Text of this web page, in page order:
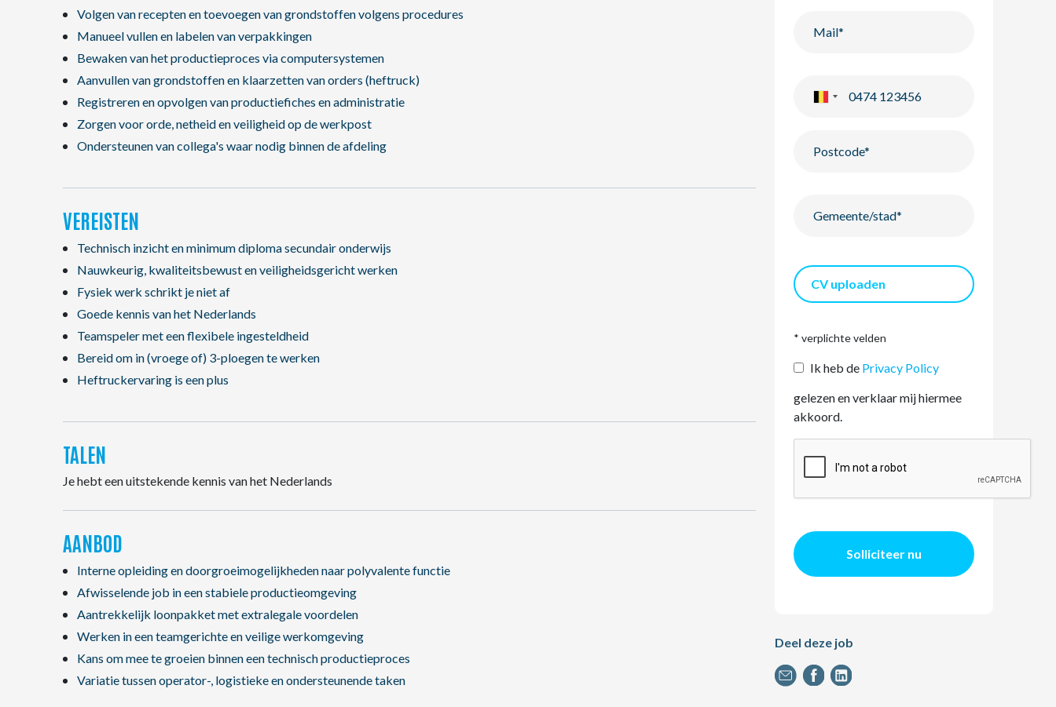
Volgen van recepten en toevoegen van grondstoffen volgens procedures
Manueel vullen en labelen van verpakkingen
Bewaken van het productieproces via computersystemen
Aanvullen van grondstoffen en klaarzetten van orders (heftruck)
Registreren en opvolgen van productiefiches en administratie
Zorgen voor orde, netheid en veiligheid op de werkpost
Ondersteunen van collega's waar nodig binnen de afdeling
VEREISTEN
Technisch inzicht en minimum diploma secundair onderwijs
Nauwkeurig, kwaliteitsbewust en veiligheidsgericht werken
Fysiek werk schrikt je niet af
Goede kennis van het Nederlands
Teamspeler met een flexibele ingesteldheid
Bereid om in (vroege of) 3-ploegen te werken
Heftruckervaring is een plus
TALEN
Je hebt een uitstekende kennis van het Nederlands
AANBOD
Interne opleiding en doorgroeimogelijkheden naar polyvalente functie
Afwisselende job in een stabiele productieomgeving
Aantrekkelijk loonpakket met extralegale voordelen
Werken in een teamgerichte en veilige werkomgeving
Kans om mee te groeien binnen een technisch productieproces
Variatie tussen operator-, logistieke en ondersteunende taken
CV uploaden
* verplichte velden
Ik heb de Privacy Policy
gelezen en verklaar mij hiermee
akkoord.
Solliciteer nu
Deel deze job